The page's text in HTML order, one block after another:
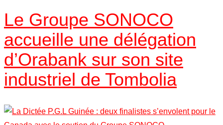
Le Groupe SONOCO
accueille une délégation
d’Orabank sur son site
industriel de Tombolia